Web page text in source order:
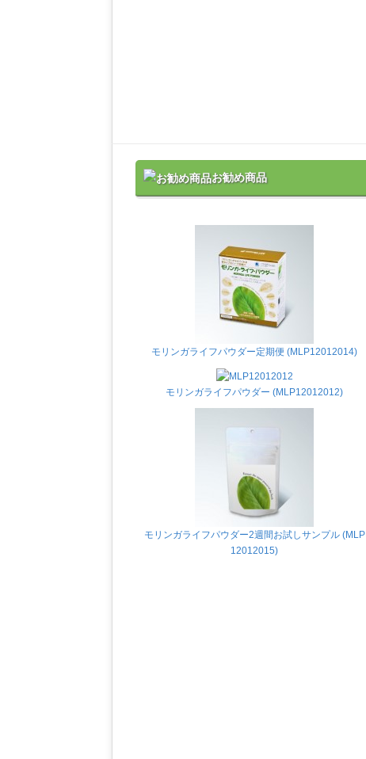
お勧め商品
モリンガライフパウダー定期便 (MLP12012014)
モリンガライフパウダー (MLP12012012)
モリンガライフパウダー2週間お試しサンプル (MLP
12012015)